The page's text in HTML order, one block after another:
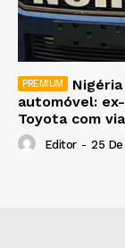
automóvel:
Toyota com
Editor - 25